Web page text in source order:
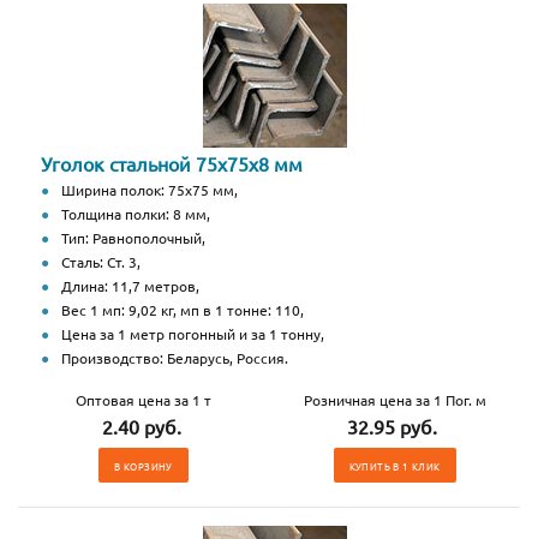
Уголок стальной 75х75х8 мм
Ширина полок: 75х75 мм,
Толщина полки: 8 мм,
Тип: Равнополочный,
Сталь: Ст. 3,
Длина: 11,7 метров,
Вес 1 мп: 9,02 кг, мп в 1 тонне: 110,
Цена за 1 метр погонный и за 1 тонну,
Производство: Беларусь, Россия.
Оптовая цена за 1 т
2.40 руб.
В КОРЗИНУ
Розничная цена за 1 Пог. м
32.95 руб.
КУПИТЬ В 1 КЛИК